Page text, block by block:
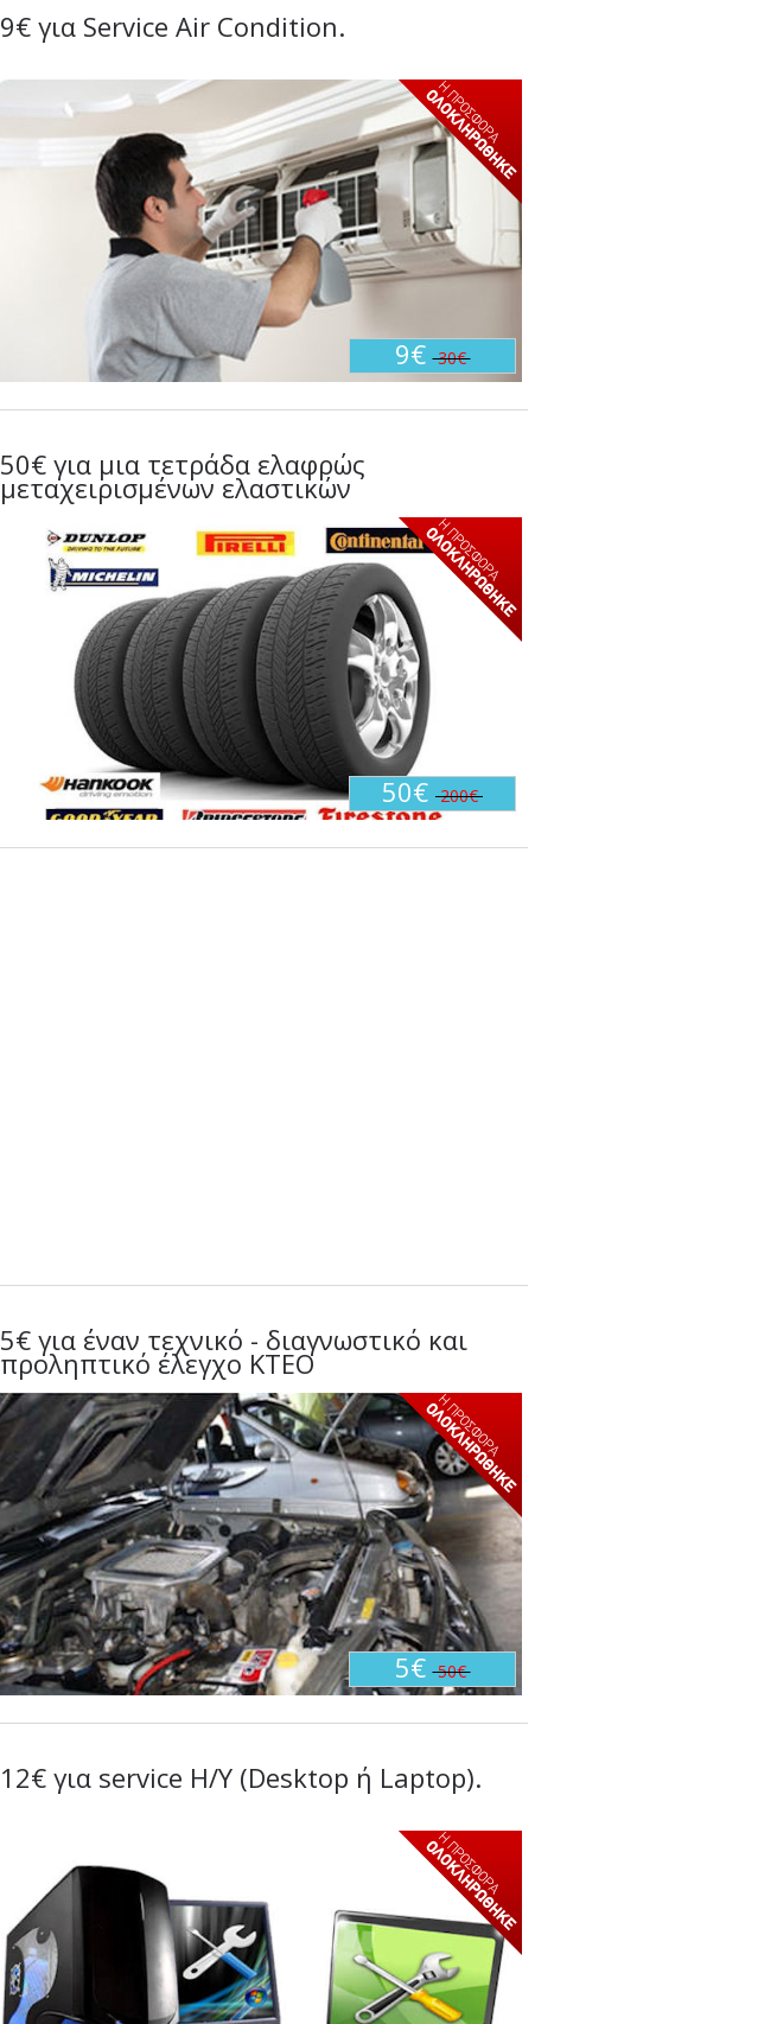
9€ για Service Air Condition.
9€30€
50€ για μια τετράδα ελαφρώς
μεταχειρισμένων ελαστικών
50€ 200€
5€ για έναν τεχνικό - διαγνωστικό και
προληπτικό έλεγχο ΚΤΕΟ
5€50€
12€ για service H/Y (Desktop ή Laptop).